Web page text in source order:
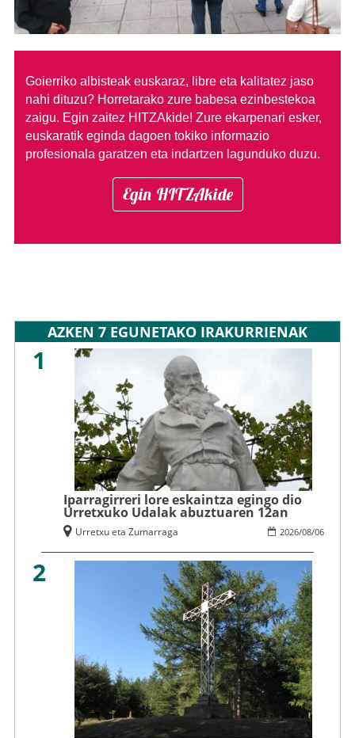
Goierriko albisteak euskaraz, libre eta kalitatez jaso
nahi dituzu? Horretarako zure babesa ezinbestekoa
zaigu. Egin zaitez HITZAkide! Zure ekarpenari esker,
euskaratik eginda dagoen tokiko informazio
profesionala garatzen eta indartzen lagunduko duzu.
Egin HITZAkide
AZKEN 7 EGUNETAKO IRAKURRIENAK
1
Iparragirreri lore eskaintza egingo dio
Urretxuko Udalak abuztuaren 12an
2026/08/06
Urretxu eta Zumarraga
2